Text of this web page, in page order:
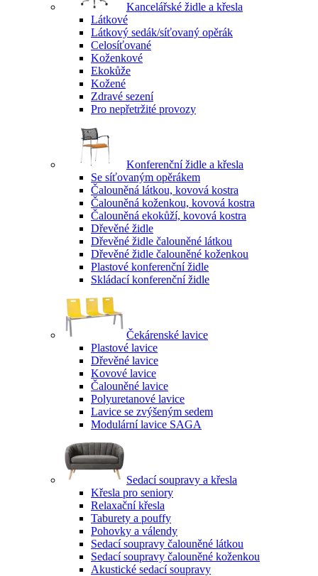
Kancelářské židle a křesla
Látkové
Látkový sedák/síťovaný opěrák
Celosíťované
Koženkové
Ekokůže
Kožené
Zdravé sezení
Pro nepřetržité provozy
Konferenční židle a křesla
Se síťovaným opěrákem
Čalouněná látkou, kovová kostra
Čalouněná koženkou, kovová kostra
Čalouněná ekokůží, kovová kostra
Dřevěné židle
Dřevěné židle čalouněné látkou
Dřevěné židle čalouněné koženkou
Plastové konferenční židle
Skládací konferenční židle
Čekárenské lavice
Plastové lavice
Dřevěné lavice
Kovové lavice
Čalouněné lavice
Polyuretanové lavice
Lavice se zvýšeným sedem
Modulární lavice SAGA
Sedací soupravy a křesla
Křesla pro seniory
Relaxační křesla
Taburety a pouffy
Pohovky a válendy
Sedací soupravy čalouněné látkou
Sedací soupravy čalouněné koženkou
Akustické sedací soupravy